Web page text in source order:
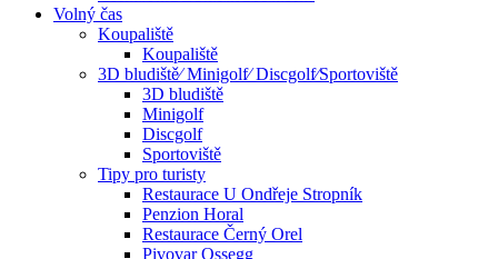
Volný čas
Koupaliště
Koupaliště
3D bludiště⁄ Minigolf⁄ Discgolf⁄Sportoviště
3D bludiště
Minigolf
Discgolf
Sportoviště
Tipy pro turisty
Restaurace U Ondřeje Stropník
Penzion Horal
Restaurace Černý Orel
Pivovar Ossegg